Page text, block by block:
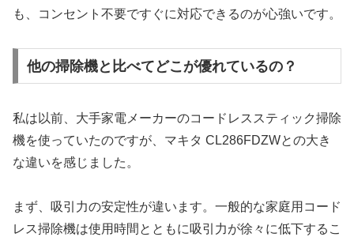
も、コンセント不要ですぐに対応できるのが心強いです。
他の掃除機と比べてどこが優れているの？
私は以前、大手家電メーカーのコードレススティック掃除
機を使っていたのですが、マキタ CL286FDZWとの大き
な違いを感じました。
まず、吸引力の安定性が違います。一般的な家庭用コード
レス掃除機は使用時間とともに吸引力が徐々に低下するこ